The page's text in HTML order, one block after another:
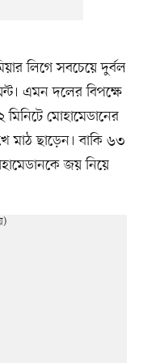
লিগে সবচেয়ে দুর্বল
এমন দলের বিপক্ষে
মোহামেডানের
মাঠ ছাড়েন। বাকি ৬৩
জয় নিয়ে